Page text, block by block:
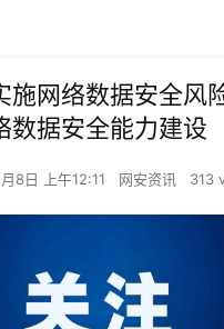
施网络数据安全风
数据安全能力建设
8日 上午12:11 网安资讯 313